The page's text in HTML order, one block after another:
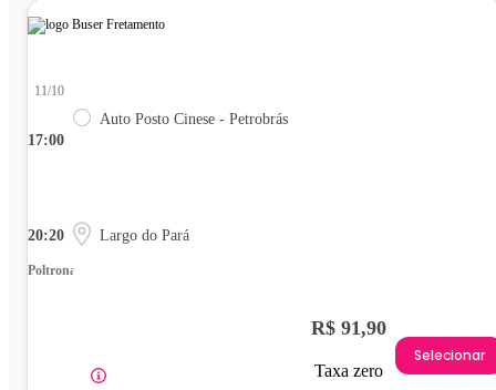
17:00
11/10
Auto Posto Cinese - Petrobrás
20:20 Largo do Pará
Poltrona
R$ 91,90
Taxa zero
Selecionar